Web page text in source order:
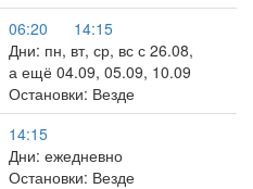
06:20
14:15
Дни: пн, вт, ср, вс с 26.08,
а ещё 04.09, 05.09, 10.09
Остановки: Везде
14:15
Дни: ежедневно
Остановки: Везде